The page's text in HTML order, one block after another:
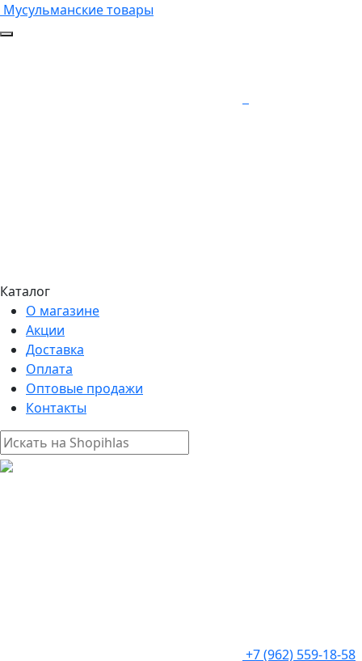
Мусульманские товары
Каталог
О магазине
Акции
Доставка
Оплата
Оптовые продажи
Контакты
+7 (962) 559-18-58